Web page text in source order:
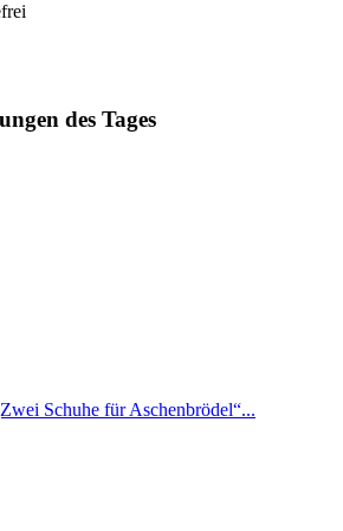
des Tages
Schuhe für Aschenbrödel“...